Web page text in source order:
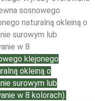
sosnowego
naturalną okleiną o
surowym lub
w 8
klejonego
okleiną o
surowym lub
w 8 kolorach).